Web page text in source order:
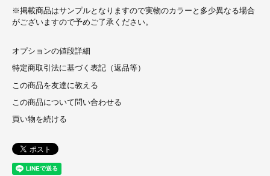
※掲載商品はサンプルとなりますので実物のカラーと多少異なる場合
がございますので予めご了承ください。
オプションの値段詳細
特定商取引法に基づく表記（返品等）
この商品を友達に教える
この商品について問い合わせる
買い物を続ける